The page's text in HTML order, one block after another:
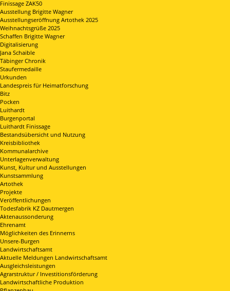
Finissage ZAK50
Ausstellung Brigitte Wagner
Ausstellungseröffnung Artothek 2025
Weihnachtsgrüße 2025
Schaffen Brigitte Wagner
Digitalisierung
Jana Schaible
Täbinger Chronik
Staufermedaille
Urkunden
Landespreis für Heimatforschung
Bitz
Pocken
Luithardt
Burgenportal
Luithardt Finissage
Bestandsübersicht und Nutzung
Kreisbibliothek
Kommunalarchive
Unterlagenverwaltung
Kunst, Kultur und Ausstellungen
Kunstsammlung
Artothek
Projekte
Veröffentlichungen
Todesfabrik KZ Dautmergen
Aktenaussonderung
Ehrenamt
Möglichkeiten des Erinnerns
Unsere-Burgen
Landwirtschaftsamt
Aktuelle Meldungen Landwirtschaftsamt
Ausgleichsleistungen
Agrarstruktur / Investitionsförderung
Landwirtschaftliche Produktion